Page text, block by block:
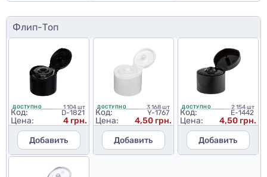
Флип-Топ
ДОСТУПНО 1 104 шт
Код: D-1821
Цена:
4 грн.
Добавить
ДОСТУПНО 3 168 шт
Код: Y-1767
Цена:
4,50 грн.
Добавить
ДОСТУПНО 2 154 шт
Код: E-1442
Цена:
4,50 грн.
Добавить